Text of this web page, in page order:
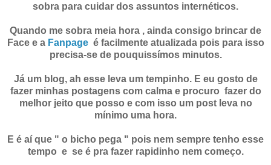
sobra para cuidar dos assuntos internéticos.
Quando me sobra meia hora , ainda consigo brincar de
Face e a Fanpage é facilmente atualizada pois para isso
precisa-se de pouquissímos minutos.
Já um blog, ah esse leva um tempinho. E eu gosto de
fazer minhas postagens com calma e procuro fazer do
melhor jeito que posso e com isso um post leva no
mínimo uma hora.
E é aí que " o bicho pega " pois nem sempre tenho esse
tempo e se é pra fazer rapidinho nem começo.